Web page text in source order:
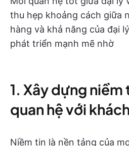
thu hẹp khoảng cách giữa
hàng và khả năng của đại
phát triển mạnh mẽ nhờ
1. Xây dựng
quan hệ với
Niềm tin là nền tảng của